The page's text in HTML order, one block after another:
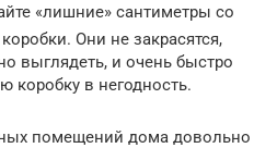
«лишние» сантиметры со
Они не закрасятся,
выглядеть, и очень быстро
коробку в негодность.
помещений дома довольно